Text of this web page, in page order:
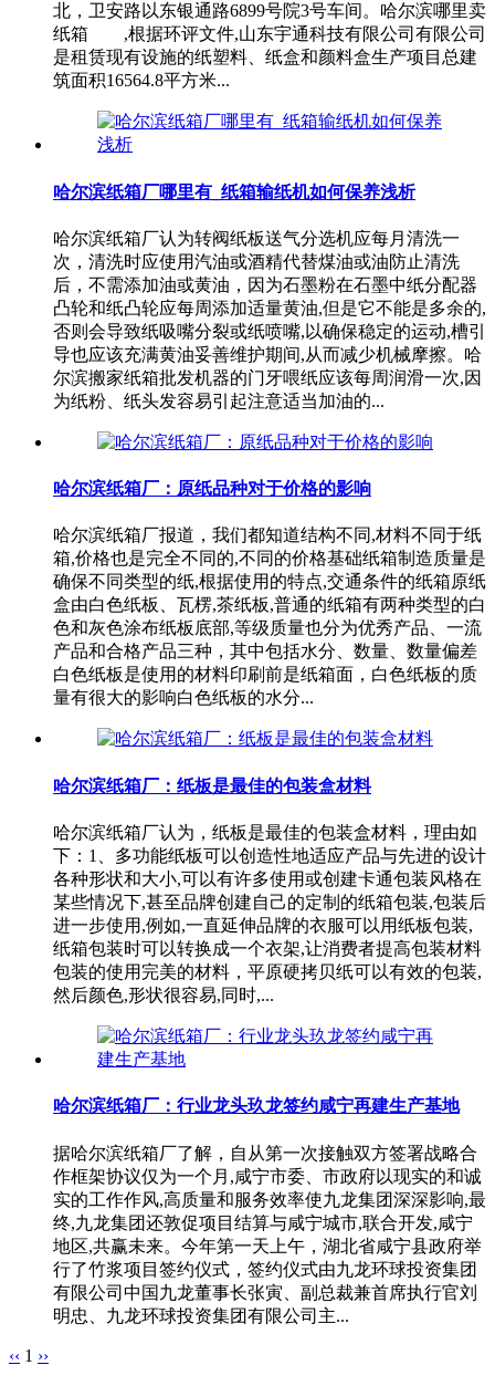
北，卫安路以东银通路6899号院3号车间。哈尔滨哪里卖
纸箱 ,根据环评文件,山东宇通科技有限公司有限公司
是租赁现有设施的纸塑料、纸盒和颜料盒生产项目总建
筑面积16564.8平方米...
哈尔滨纸箱厂哪里有_纸箱输纸机如何保养浅析
哈尔滨纸箱厂认为转阀纸板送气分选机应每月清洗一
次，清洗时应使用汽油或酒精代替煤油或油防止清洗
后，不需添加油或黄油，因为石墨粉在石墨中纸分配器
凸轮和纸凸轮应每周添加适量黄油,但是它不能是多余的,
否则会导致纸吸嘴分裂或纸喷嘴,以确保稳定的运动,槽引
导也应该充满黄油妥善维护期间,从而减少机械摩擦。哈
尔滨搬家纸箱批发机器的门牙喂纸应该每周润滑一次,因
为纸粉、纸头发容易引起注意适当加油的...
哈尔滨纸箱厂：原纸品种对于价格的影响
哈尔滨纸箱厂报道，我们都知道结构不同,材料不同于纸
箱,价格也是完全不同的,不同的价格基础纸箱制造质量是
确保不同类型的纸,根据使用的特点,交通条件的纸箱原纸
盒由白色纸板、瓦楞,茶纸板,普通的纸箱有两种类型的白
色和灰色涂布纸板底部,等级质量也分为优秀产品、一流
产品和合格产品三种，其中包括水分、数量、数量偏差
白色纸板是使用的材料印刷前是纸箱面，白色纸板的质
量有很大的影响白色纸板的水分...
哈尔滨纸箱厂：纸板是最佳的包装盒材料
哈尔滨纸箱厂认为，纸板是最佳的包装盒材料，理由如
下：1、多功能纸板可以创造性地适应产品与先进的设计
各种形状和大小,可以有许多使用或创建卡通包装风格在
某些情况下,甚至品牌创建自己的定制的纸箱包装,包装后
进一步使用,例如,一直延伸品牌的衣服可以用纸板包装,
纸箱包装时可以转换成一个衣架,让消费者提高包装材料
包装的使用完美的材料，平原硬拷贝纸可以有效的包装,
然后颜色,形状很容易,同时,...
哈尔滨纸箱厂：行业龙头玖龙签约咸宁再建生产基地
据哈尔滨纸箱厂了解，自从第一次接触双方签署战略合
作框架协议仅为一个月,咸宁市委、市政府以现实的和诚
实的工作作风,高质量和服务效率使九龙集团深深影响,最
终,九龙集团还敦促项目结算与咸宁城市,联合开发,咸宁
地区,共赢未来。今年第一天上午，湖北省咸宁县政府举
行了竹浆项目签约仪式，签约仪式由九龙环球投资集团
有限公司中国九龙董事长张寅、副总裁兼首席执行官刘
明忠、九龙环球投资集团有限公司主...
‹‹ 1 ››